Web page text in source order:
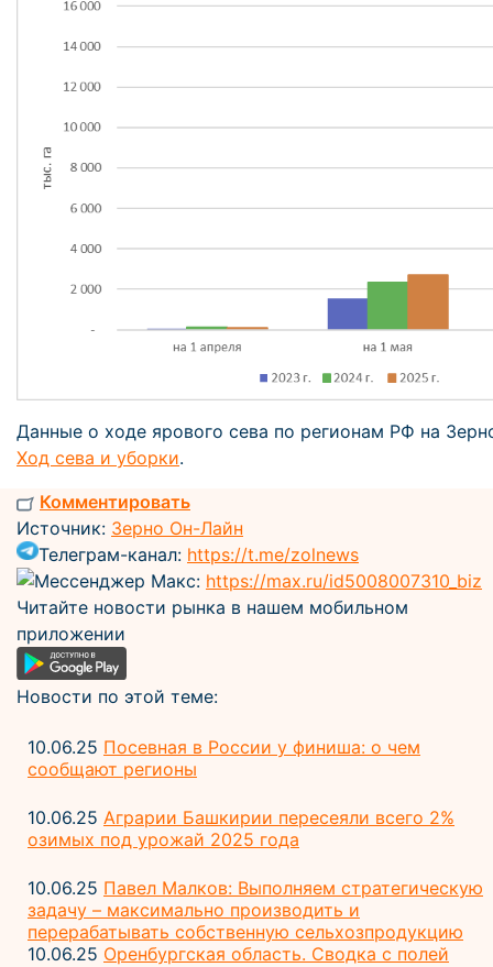
Данные о ходе ярового сева по регионам РФ на
Ход сева и уборки.
Комментировать
Источник: Зерно Он-Лайн
Телеграм-канал: https://t.me/zolnews
Мессенджер Макс: https://max.ru/id5008007310_biz
Читайте новости рынка в нашем мобильном
приложении
Новости по этой теме:
10.06.25 Посевная в России у финиша: о чем
сообщают регионы
10.06.25 Аграрии Башкирии пересеяли всего 2%
озимых под урожай 2025 года
10.06.25 Павел Малков: Выполняем стратегическую
задачу – максимально производить и
перерабатывать собственную сельхозпродукцию
10.06.25 Оренбургская область. Сводка с полей